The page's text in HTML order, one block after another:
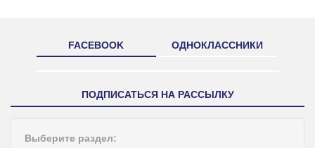
FACEBOOK ОДНОКЛАССНИКИ
ПОДПИСАТЬСЯ НА РАССЫЛКУ
Выберите раздел: